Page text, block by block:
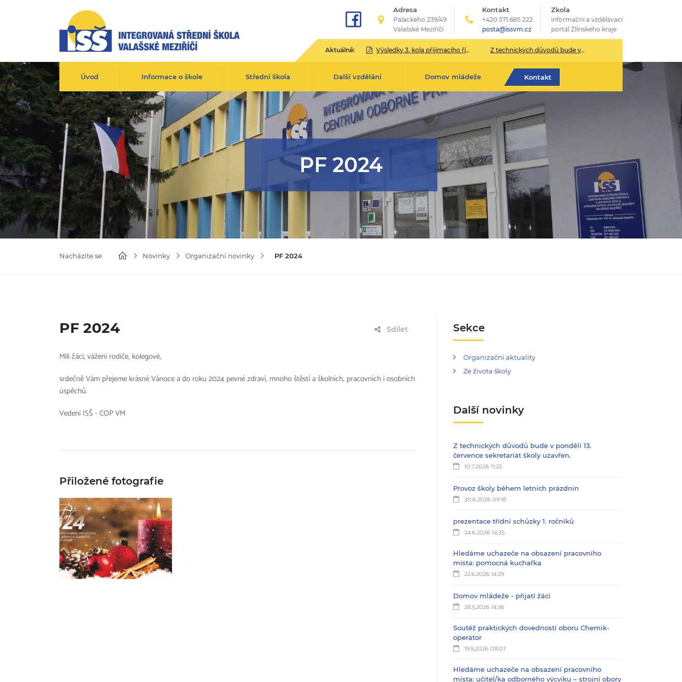
Adresa
Palackého 239/49
Valašské Meziříčí
Kontakt
+420 571 685 222
posta@issvm.cz
Zkola
informační a vzdělávací
portál Zlínského kraje
Aktuálně: Výsledky 3. kola přijímacího řízení pro školní rok 2026/2027 Z technických důvodů bude v pondělí 13. července sekretariát školy uzavřen.
Úvod Informace o škole Střední škola Další vzdělání Domov mládeže Kontakt
PF 2024
Nacházíte se: Novinky Organizační novinky PF 2024
Sdílet
PF 2024
Milí žáci, vážení rodiče, kolegové,
srdečně Vám přejeme krásné Vánoce a do roku 2024 pevné zdraví, mnoho štěstí a školních, pracovních i osobních
úspěchů.
Vedení ISŠ - COP VM
Přiložené fotografie
Sekce
Organizační aktuality
Ze života školy
Další novinky
Z technických důvodů bude v pondělí 13.
července sekretariát školy uzavřen.
10.7.2026 11:22
Provoz školy během letních prázdnin
30.6.2026 09:18
prezentace třídní schůzky 1. ročníků
24.6.2026 14:35
Hledáme uchazeče na obsazení pracovního
místa: pomocná kuchařka
22.6.2026 14:29
Domov mládeže - přijatí žáci
28.5.2026 14:36
Soutěž praktických dovedností oboru Chemik-
operátor
19.5.2026 08:07
Hledáme uchazeče na obsazení pracovního
místa: učitel/ka odborného výcviku – strojní obory